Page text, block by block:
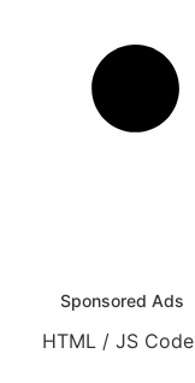
Sponsored Ads
HTML / JS Code